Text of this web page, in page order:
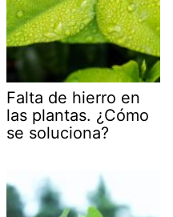
Falta de hierro en
las plantas. ¿Cómo
se soluciona?